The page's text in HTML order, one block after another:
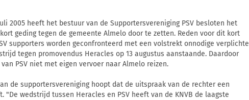
2005 heeft het bestuur van de Supportersvereniging PSV besloten het
geding tegen de gemeente Almelo door te zetten. Reden voor dit kort
supporters worden geconfronteerd met een volstrekt onnodige verplichte
tegen promovendus Heracles op 13 augustus aanstaande. Daardoor
PSV niet met eigen vervoer naar Almelo reizen.
de supportersvereniging hoopt dat de uitspraak van de rechter een
"De wedstrijd tussen Heracles en PSV heeft van de KNVB de laagste